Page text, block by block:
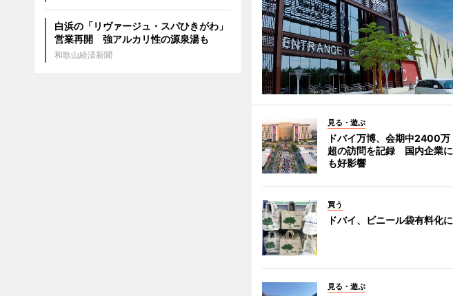
見る・遊ぶ
ドバイ万博、会期中2400万
超の訪問を記録 国内企業に
も好影響
買う
ドバイ、ビニール袋有料化に
見る・遊ぶ
白浜の「リヴァージュ・スパひきがわ」
営業再開 強アルカリ性の源泉湯も
和歌山経済新聞